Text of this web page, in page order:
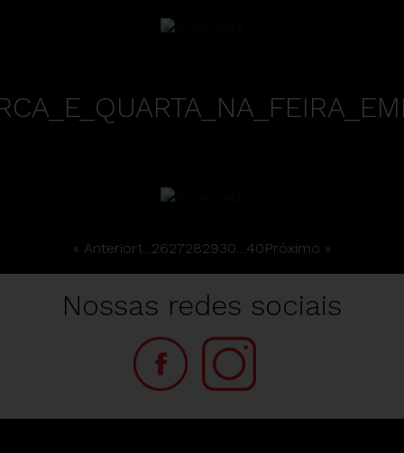
« Anterior1 2627282930 40Próximo »
Nossas redes sociais